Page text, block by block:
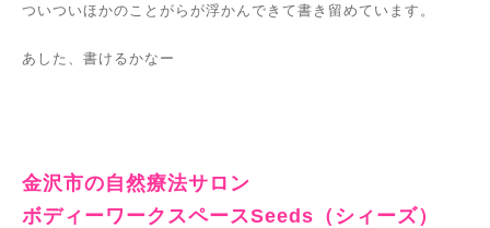
ついついほかのことがらが浮かんできて書き留めています。
あした、書けるかなー
金沢市の自然療法サロン
ボディーワークスペースSeeds（シィーズ）